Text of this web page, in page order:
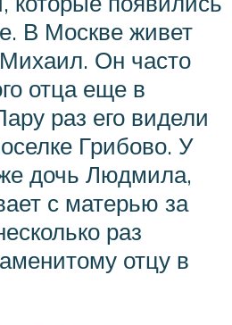
В Москве живет
Он часто
отца еще в
раз его видели
Грибово. У
дочь Людмила,
с матерью за
раз
отцу в